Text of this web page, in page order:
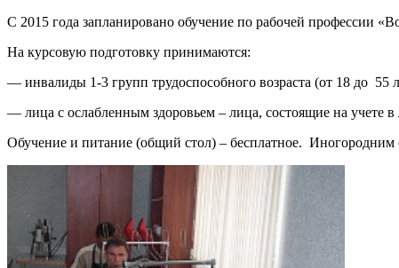
С 2015 года запланировано обучение по рабочей профессии
На курсовую подготовку принимаются:
— инвалиды 1-3 групп трудоспособного возраста (от 18 до 55
— лица с ослабленным здоровьем – лица, состоящие на учете
Обучение и питание (общий стол) – бесплатное. Иногородним